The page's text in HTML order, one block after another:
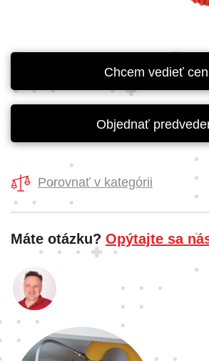
Chcem vedieť
Objednať
Porovnať v kategórii
Máte otázku? Opýtajte sa